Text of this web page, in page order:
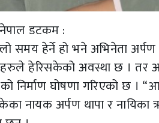
डटकम :
समय हेर्ने हो भने अभिनेता
हेरिसकेको अवस्था छ । तर
निर्माण घोषणा गरिएको छ ।
नायक अर्पण थापा र नायिका